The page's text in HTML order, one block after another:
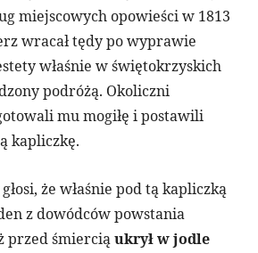
miejscowych opowieści w 1813
wracał tędy po wyprawie
właśnie w świętokrzyskich
podróżą. Okoliczni
mu mogiłę i postawili
kapliczkę.
że właśnie pod tą kapliczką
z dowódców powstania
przed śmierciąukrył w jodle